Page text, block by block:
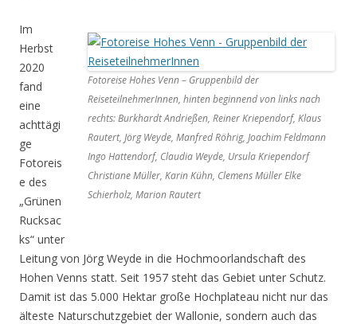
Fotoreise Hohes Venn – Gruppenbild der
ReiseteilnehmerInnen, hinten beginnend von links nach
rechts: Burkhardt Andrießen, Reiner Kriependorf, Klaus
Rautert, Jörg Weyde, Manfred Röhrig, Joachim Feldmann
Ingo Hattendorf, Claudia Weyde, Ursula Kriependorf
Christiane Müller, Karin Kühn, Clemens Müller Elke
Schierholz, Marion Rautert
Im
Herbst
2020
fand
eine
achttägi
ge
Fotoreis
e des
„Grünen
Rucksac
ks“ unter
Leitung von Jörg Weyde in die Hochmoorlandschaft des
Hohen Venns statt. Seit 1957 steht das Gebiet unter Schutz.
Damit ist das 5.000 Hektar große Hochplateau nicht nur das
älteste Naturschutzgebiet der Wallonie, sondern auch das